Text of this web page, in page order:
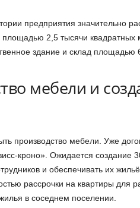
предприятия значительно
2,5 тысячи квадратных
здание и склад площадью
мебели и
производство мебели. Уже
кроно». Ожидается создание
и обеспечивать их
рассрочки на квартиры для
в соседнем поселении.